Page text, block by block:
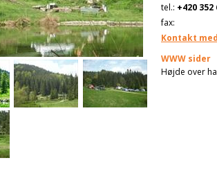
tel.: +420 352
fax:
Kontakt
WWW sider
Højde over